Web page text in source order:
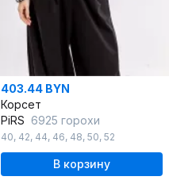
403.44 BYN
Корсет
PiRS 6925 горохи
40, 42, 44, 46, 48, 50, 52
В корзину